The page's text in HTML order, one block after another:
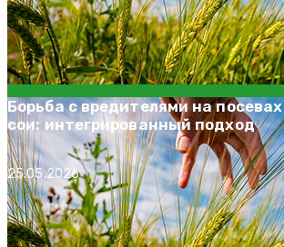
Борьба с вредителями на посевах
сои: интегрированный подход
25.05.2026